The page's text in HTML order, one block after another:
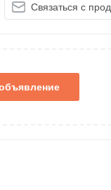
Связаться с